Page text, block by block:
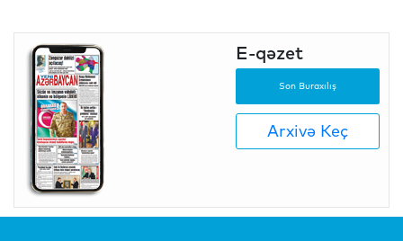
E-qəzet
Son Buraxılış
Arxivə Keç